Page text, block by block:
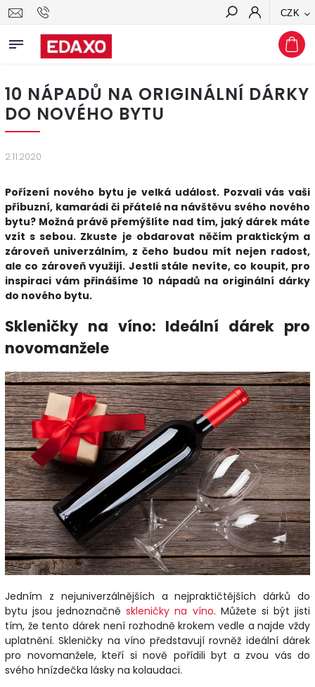
CZK
Hledat
10 NÁPADŮ NA ORIGINÁLNÍ DÁRKY
DO NOVÉHO BYTU
2.11.2020
Pořízení nového bytu je velká událost. Pozvali vás vaši
příbuzní, kamarádi či přátelé na návštěvu svého nového
bytu? Možná právě přemýšlíte nad tím, jaký dárek máte
vzít s sebou. Zkuste je obdarovat něčím praktickým a
zároveň univerzálním, z čeho budou mít nejen radost,
ale co zároveň využijí. Jestli stále nevíte, co koupit, pro
inspiraci vám přinášíme 10 nápadů na originální dárky
do nového bytu.
Skleničky na víno: Ideální dárek pro
novomanžele
Jedním z nejuniverzálnějších a nejpraktičtějších dárků do
bytu jsou jednoznačněskleničky na víno. Můžete si být jisti
tím, že tento dárek není rozhodně krokem vedle a najde vždy
uplatnění. Skleničky na víno představují rovněž ideální dárek
pro novomanžele, kteří si nově pořídili byt a zvou vás do
svého hnízdečka lásky na kolaudaci.